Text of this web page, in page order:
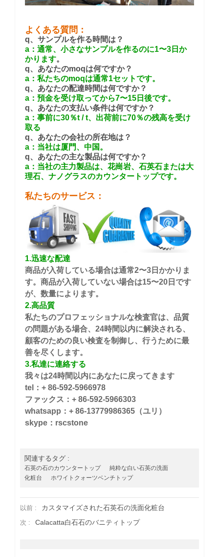
よくある質問：
q、サンプルを作る時間は？
a：通常、小さなサンプルを作るのに1〜3日か
かります。
q、あなたのmoqは何ですか？
a：私たちのmoqは通常1セットです。
q、あなたの配達時間は何ですか？
a：預金を受け取ってから7〜15日後です。
q、あなたの支払い条件は何ですか？
a：事前に30％t / t、出荷前に70％の残高を受け
取る
q、あなたの会社の所在地は？
a：当社は厦門、 中国。
q、あなたの主な製品は何ですか？
a：当社の主力製品は、花崗岩、石英石または大
理石、ナノグラスのカウンタートップです。
私たちのサービス：
1.迅速な配達
商品が入荷している場合は通常2〜3日かかりま
す。商品が入荷していない場合は15〜20日です
が、数量によります。
2.高品質
私たちのプロフェッショナルな検査官は、品質
の問題がある場合、24時間以内に解決される、
顧客のための良い検査を制御し、行うために最
善を尽くします。
3.私達に連絡する
我々は24時間以内にあなたに戻ってきます
tel：+ 86-592-5966978
ファックス：+ 86-592-5966303
whatsapp：+ 86-13779986365（ユリ）
skype：rscstone
関連するタグ :
石英の石のカウンタートップ
純粋な白い石英の洗面
化粧台
ホワイトクォーツベンチトップ
以前 : カスタマイズされた石英石の洗面化粧台
次 : Calacatta白石石のバニティトップ